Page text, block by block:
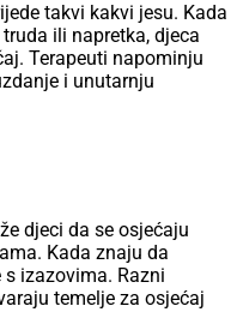
takvi kakvi jesu. Kada
ili napretka, djeca
Terapeuti napominju
i unutarnju
djeci da se osjećaju
Kada znaju da
izazovima. Razni
temelje za osjećaj